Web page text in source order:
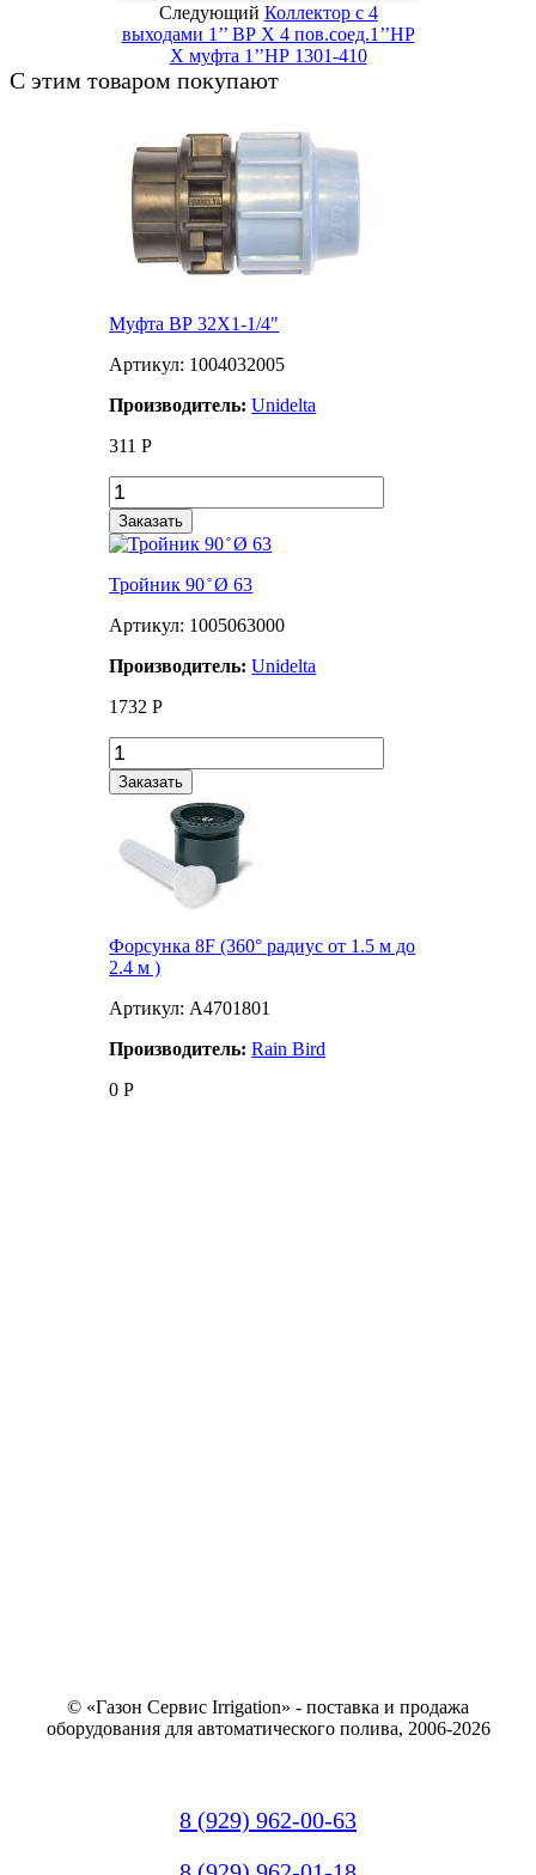
Следующий Коллектор с 4
выходами 1’’ ВР X 4 пов.соед.1’’НР
X муфта 1’’НР 1301-410
С этим товаром покупают
Муфта ВР 32Х1-1/4"
Артикул: 1004032005
Производитель:Unidelta
311 Р
Заказать
Тройник 90 ̊ Ø 63
Артикул: 1005063000
Производитель:Unidelta
1732 Р
Заказать
Форсунка 8F (360° радиус от 1.5 м до
2.4 м )
Артикул: A4701801
Производитель:Rain Bird
0 Р
© «Газон Сервис Irrigation» - поставка и продажа
оборудования для автоматического полива, 2006-2026
8 (929) 962-00-63